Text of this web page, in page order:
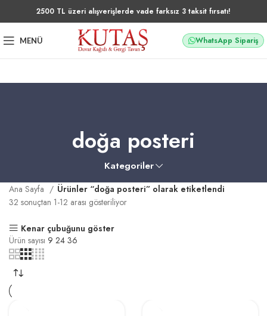
2500 TL üzeri alışverişlerde vade farksız 3 taksit fırsatı!
MENÜ WhatsApp Sipariş
doğa posteri
Kategoriler
Ana Sayfa
Ürünler “doğa posteri” olarak etiketlendi
32 sonuçtan 1-12 arası gösteriliyor
Kenar çubuğunu göster
Ürün sayısı 9 24 36